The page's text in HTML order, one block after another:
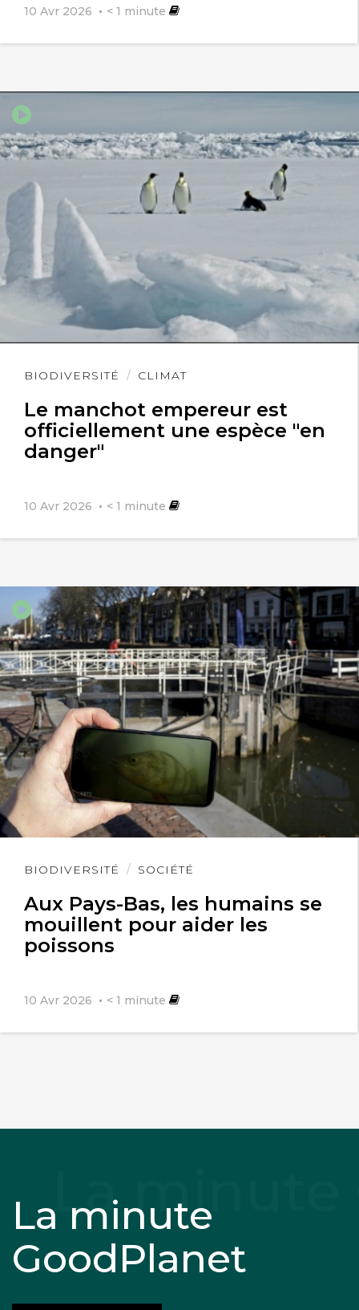
10 Avr 2026 < 1 minute
BIODIVERSITÉ CLIMAT
Le manchot empereur est
officiellement une espèce "en
danger"
10 Avr 2026 < 1 minute
Lire
BIODIVERSITÉ SOCIÉTÉ
Aux Pays-Bas, les humains se
mouillent pour aider les
poissons
10 Avr 2026 < 1 minute
Lire
La minute
GoodPlanet